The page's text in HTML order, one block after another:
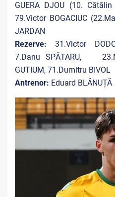
GUERA DJOU (10.
79.Victor BOGACIUC
JARDAN
Rezerve: 31.Victor
7.Danu SPĂTARU,
GUTIUM, 71.Dumitru BIVOL
Antrenor: Eduard BLĂNUȚĂ